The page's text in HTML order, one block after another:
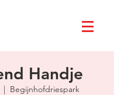
Handje
|
Begijnhofdriespark